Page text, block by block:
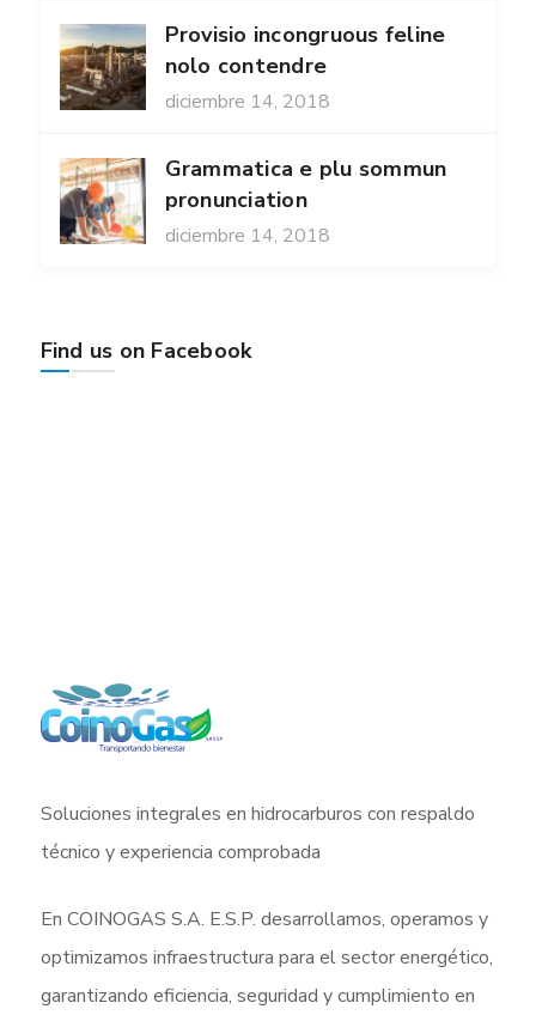
Provisio incongruous feline
nolo contendre
diciembre 14, 2018
Grammatica e plu sommun
pronunciation
diciembre 14, 2018
Find us on Facebook
Soluciones integrales en hidrocarburos con respaldo
técnico y experiencia comprobada
En COINOGAS S.A. E.S.P. desarrollamos, operamos y
optimizamos infraestructura para el sector energético,
garantizando eficiencia, seguridad y cumplimiento en